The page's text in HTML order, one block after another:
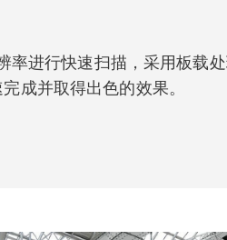
率进行快速扫描，采用板载
成并取得出色的效果。